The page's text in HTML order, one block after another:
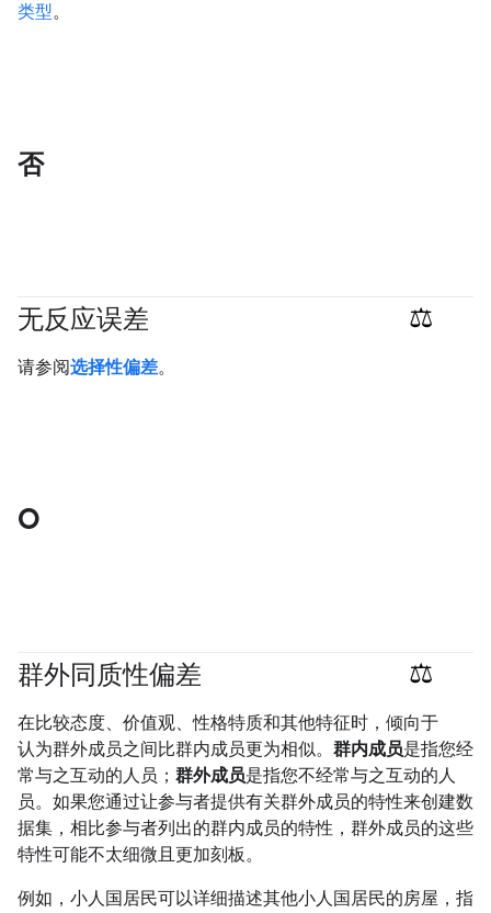
类型。
否
无反应误差
请参阅选择性偏差。
O
群外同质性偏差
在比较态度、价值观、性格特质和其他特征时，倾向于
认为群外成员之间比群内成员更为相似。 群内成员是指您经
常与之互动的人员； 群外成员是指您不经常与之互动的人
员。如果您通过让参与者提供有关群外成员的特性来创建数
据集，相比参与者列出的群内成员的特性，群外成员的这些
特性可能不太细微且更加刻板。
例如，小人国居民可以详细描述其他小人国居民的房屋，指